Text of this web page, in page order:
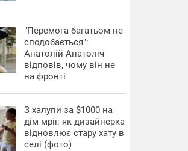
"Перемога багатьом не
сподобається":
Анатолій Анатоліч
відповів, чому він не
на фронті
З халупи за $1000 на
дім мрії: як дизайнерка
відновлює стару хату в
селі (фото)